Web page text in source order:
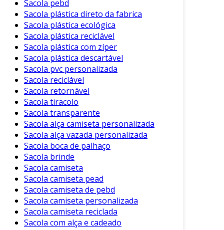
Sacola pebd
Sacola plástica direto da fabrica
Sacola plástica ecológica
Sacola plástica reciclável
Sacola plástica com zíper
Sacola plástica descartável
Sacola pvc personalizada
Sacola reciclável
Sacola retornável
Sacola tiracolo
Sacola transparente
Sacola alça camiseta personalizada
Sacola alça vazada personalizada
Sacola boca de palhaço
Sacola brinde
Sacola camiseta
Sacola camiseta pead
Sacola camiseta de pebd
Sacola camiseta personalizada
Sacola camiseta reciclada
Sacola com alça e cadeado